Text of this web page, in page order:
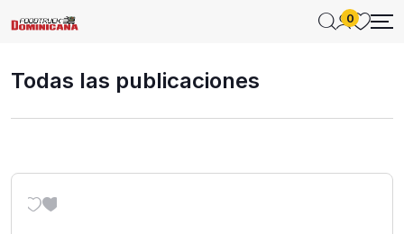
0
Todas las publicaciones